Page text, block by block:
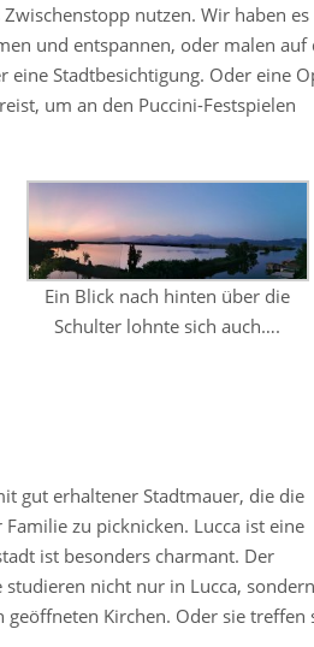
nutzen. Wir haben es
und entspannen, oder malen auf
Stadtbesichtigung. Oder eine
um an den Puccini-Festspielen
Ein Blick nach hinten über die
Schulter lohnte sich auch….
gut erhaltener Stadtmauer, die die
zu picknicken. Lucca ist eine
ist besonders charmant. Der
nicht nur in Lucca, sondern
Kirchen. Oder sie treffen